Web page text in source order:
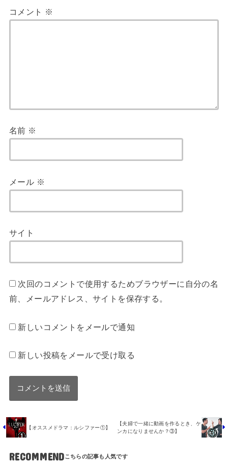
コメント ※
名前 ※
メール ※
サイト
次回のコメントで使用するためブラウザーに自分の名
前、メールアドレス、サイトを保存する。
新しいコメントをメールで通知
新しい投稿をメールで受け取る
【オススメドラマ：ルシファー①】
【夫婦で一緒に動画を作るとき、ケ
ンカになりませんか？③】
RECOMMEND